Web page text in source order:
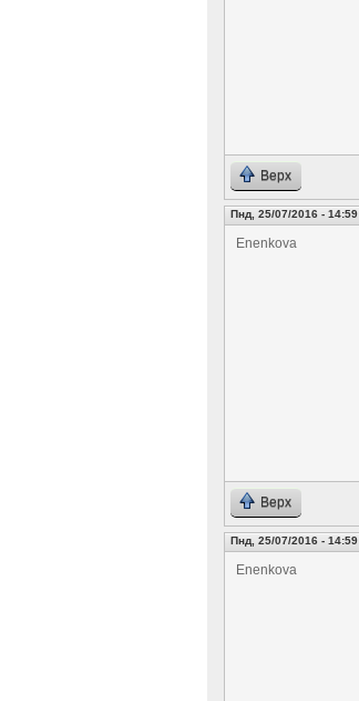
Верх
Пнд, 25/07/2016 - 14:59
Enenkova
Верх
Пнд, 25/07/2016 - 14:59
Enenkova